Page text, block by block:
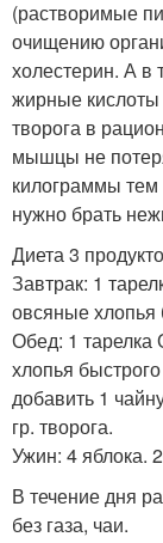
(растворимые
очищению
холестерин. А в
жирные кислоты
творога в
мышцы не
килограммы
нужно брать
Диета 3
Завтрак: 1
овсяные хлопья
Обед: 1 тарелка
хлопья
добавить 1
гр. творога.
Ужин: 4 яблока.
В течение дня
без газа, чаи.